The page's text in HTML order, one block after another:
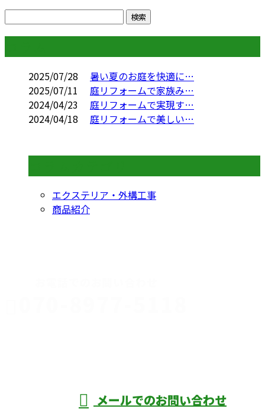
2025/07/28
暑い夏のお庭を快適に…
2025/07/11
庭リフォームで家族み…
2024/04/23
庭リフォームで実現す…
2024/04/18
庭リフォームで美しい…
エクステリア・外構工事
商品紹介
メールでのお問い合わせ